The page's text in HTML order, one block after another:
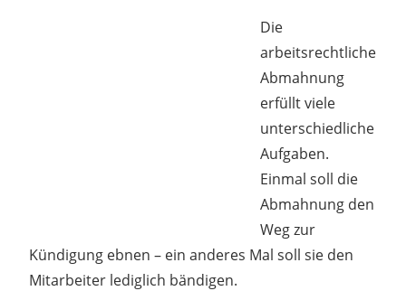
Die
arbeitsrechtliche
Abmahnung
erfüllt viele
unterschiedliche
Aufgaben.
Einmal soll die
Abmahnung den
Weg zur
Kündigung ebnen – ein anderes Mal soll sie den
Mitarbeiter lediglich bändigen.